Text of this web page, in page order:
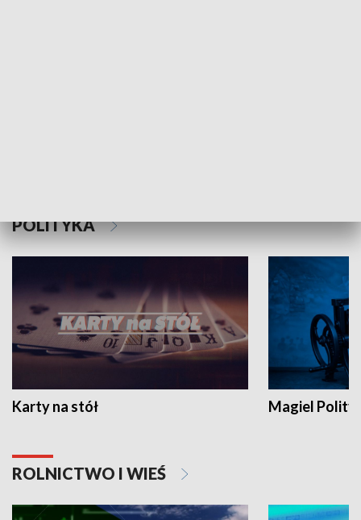
POLITYKA
Karty na stół Magiel
ROLNICTWO I WIEŚ